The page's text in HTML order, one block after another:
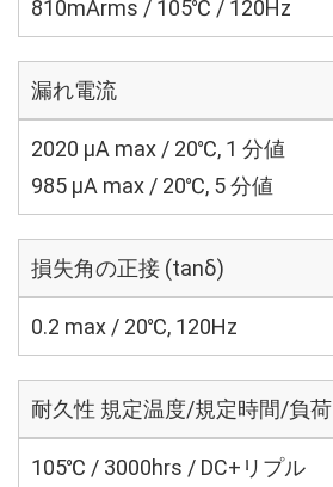
810mArms / 105℃ / 120Hz
漏れ電流
2020 μA max / 20℃, 1 分値
985 μA max / 20℃, 5 分値
損失角の正接 (tanδ)
0.2 max / 20℃, 120Hz
耐久性 規定温度/規定時間/負荷
105℃ / 3000hrs / DC+リプル